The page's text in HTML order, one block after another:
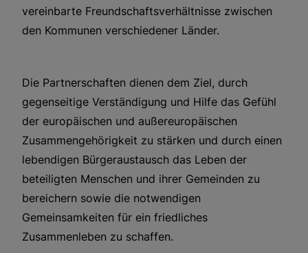
vereinbarte Freundschaftsverhältnisse zwischen
den Kommunen verschiedener Länder.
Die Partnerschaften dienen dem Ziel, durch
gegenseitige Verständigung und Hilfe das Gefühl
der europäischen und außereuropäischen
Zusammengehörigkeit zu stärken und durch einen
lebendigen Bürgeraustausch das Leben der
beteiligten Menschen und ihrer Gemeinden zu
bereichern sowie die notwendigen
Gemeinsamkeiten für ein friedliches
Zusammenleben zu schaffen.